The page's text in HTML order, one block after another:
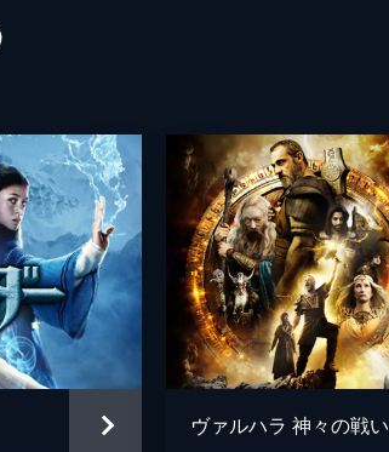
ネイサン・フランコウスキー
エド・アラン
アンネ・カトリン・デアン
エド・アラン
ヴァルハラ 神々の戦い